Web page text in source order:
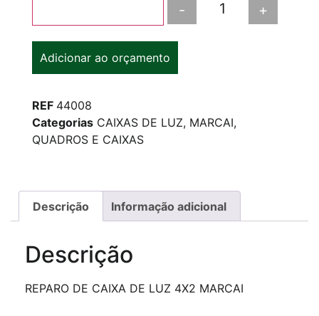
- +
Adicionar ao orçamento
REF 44008
Categorias CAIXAS DE LUZ, MARCAI,
QUADROS E CAIXAS
Descrição Informação adicional
Descrição
REPARO DE CAIXA DE LUZ 4X2 MARCAI